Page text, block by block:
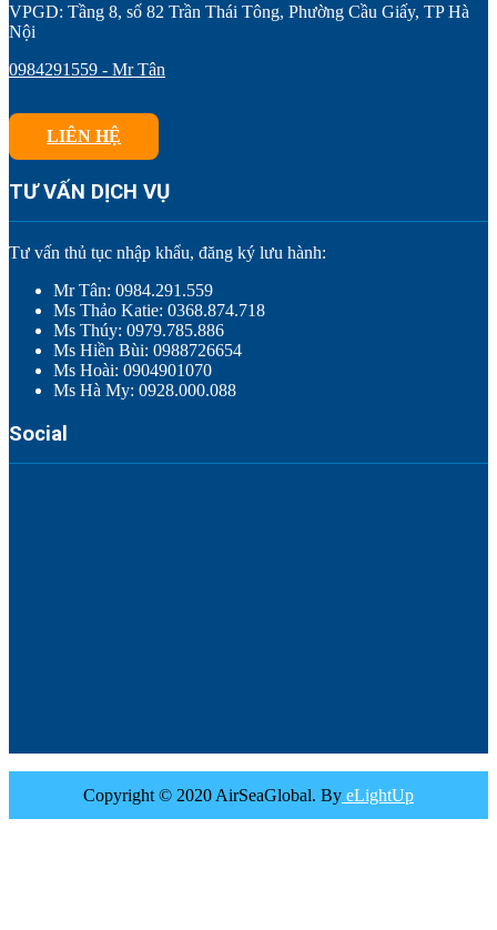
VPGD: Tầng 8, số 82 Trần Thái Tông, Phường Cầu Giấy, TP Hà
Nội
0984291559 - Mr Tân
LIÊN HỆ
TƯ VẤN DỊCH VỤ
Tư vấn thủ tục nhập khẩu, đăng ký lưu hành:
Mr Tân: 0984.291.559
Ms Thảo Katie: 0368.874.718
Ms Thúy: 0979.785.886
Ms Hiền Bùi: 0988726654
Ms Hoài: 0904901070
Ms Hà My: 0928.000.088
Social
Copyright © 2020 AirSeaGlobal. By eLightUp